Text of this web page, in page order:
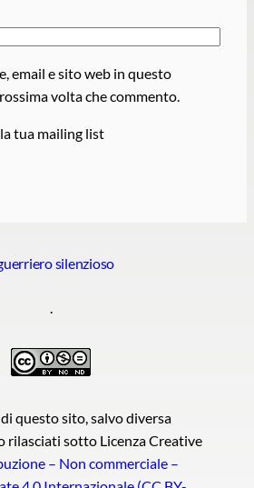
email e sito web in questo
volta che commento.
tua mailing list
silenzioso
.
questo sito, salvo diversa
rilasciati sotto Licenza Creative
– Non commerciale –